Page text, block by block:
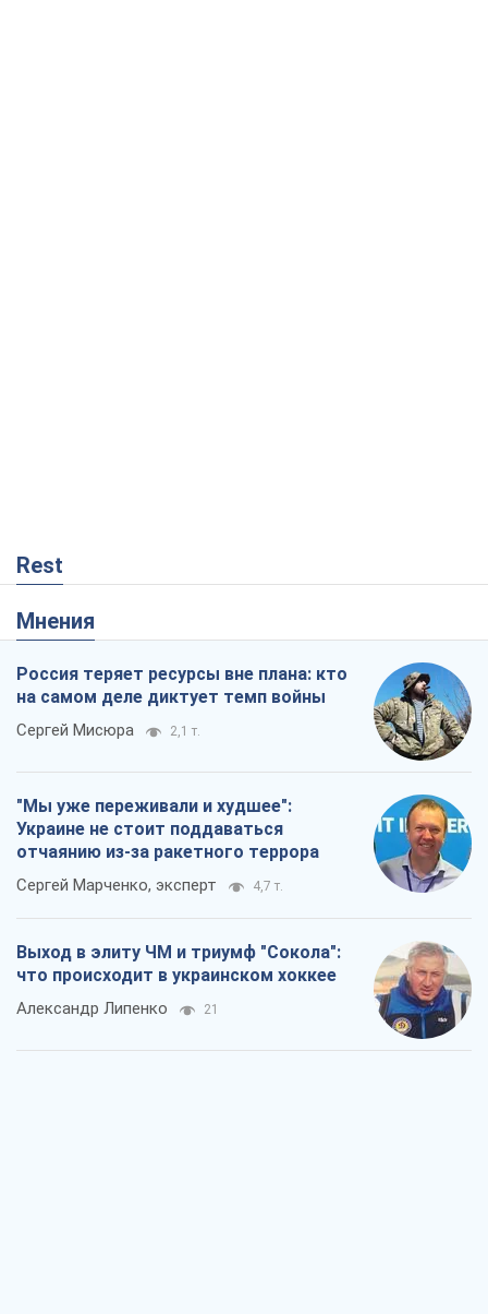
Rest
Мнения
Россия теряет ресурсы вне плана: кто
на самом деле диктует темп войны
Сергей Мисюра 2,1 т.
"Мы уже переживали и худшее":
Украине не стоит поддаваться
отчаянию из-за ракетного террора
Сергей Марченко, эксперт 4,7 т.
Выход в элиту ЧМ и триумф "Сокола":
что происходит в украинском хоккее
Александр Липенко 21